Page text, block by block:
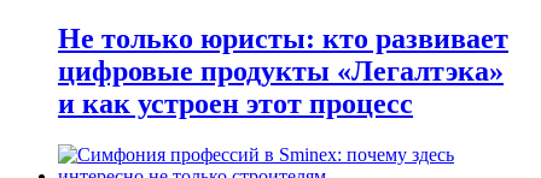
Не только юристы: кто развивает
цифровые продукты «Легалтэка»
и как устроен этот процесс